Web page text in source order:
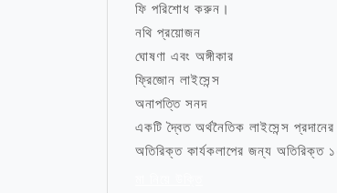
ফি পরিশোধ করুন।
নথি প্রয়োজন
ঘোষণা এবং অঙ্গীকার
ফ্রিজোন লাইসেন্স
অনাপত্তি সনদ
একটি দ্বৈত অর্থনৈতিক লাইসেন্স
অতিরিক্ত কার্যকলাপের জন্য অতিরিক্ত